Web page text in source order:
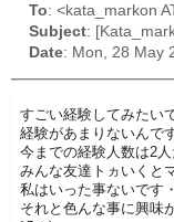
To: <kata_markon
Subject:
Date: Mon, 28 May
すごい経験してみたい
経験があまりないんで
今までの経験人数は2人
みんな友達トヵいくと
私はいった事ないです
それと色んな事に興味